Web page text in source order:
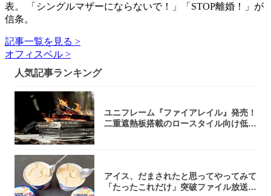
表。 「シングルマザーにならないで！」「STOP離婚！」が
信条。
記事一覧を見る >
オフィスベル >
人気記事ランキング
ユニフレーム『ファイアレイル』発売！
二重遮熱板搭載のロースタイル向け低型
アイス、だまされたと思ってやってみて
「たったこれだけ」突破ファイル放送で